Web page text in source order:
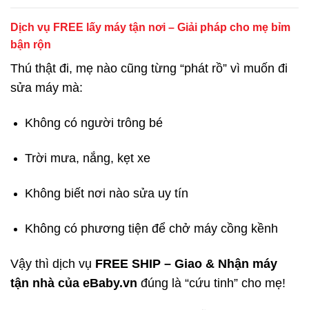
Dịch vụ FREE lấy máy tận nơi – Giải pháp cho mẹ bỉm
bận rộn
Thú thật đi, mẹ nào cũng từng “phát rồ” vì muốn đi
sửa máy mà:
Không có người trông bé
Trời mưa, nắng, kẹt xe
Không biết nơi nào sửa uy tín
Không có phương tiện để chở máy cồng kềnh
Vậy thì dịch vụ FREE SHIP – Giao & Nhận máy
tận nhà của eBaby.vn đúng là “cứu tinh” cho mẹ!